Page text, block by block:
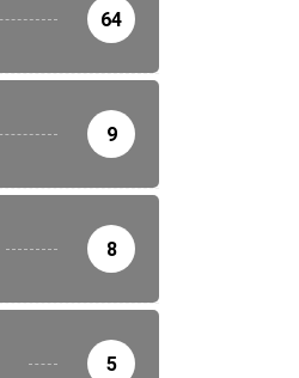
64
9
8
5